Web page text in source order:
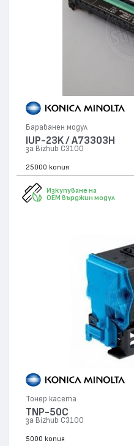
Барабанен модул
IUP-23K / A73303H
за Bizhub C3100
25000 копия
Изкупуване на
OEM върджин модул
Тонер касета
TNP-50C
за Bizhub C3100
5000 копия